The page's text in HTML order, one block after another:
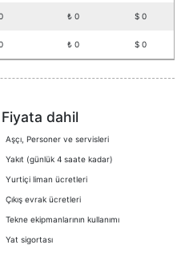
₺ 0 $ 0
₺ 0 $ 0
Fiyata dahil
Aşçı, Personer ve servisleri
Yakıt (günlük 4 saate kadar)
Yurtiçi liman ücretleri
Çıkış evrak ücretleri
Tekne ekipmanlarının kullanımı
Yat sigortası